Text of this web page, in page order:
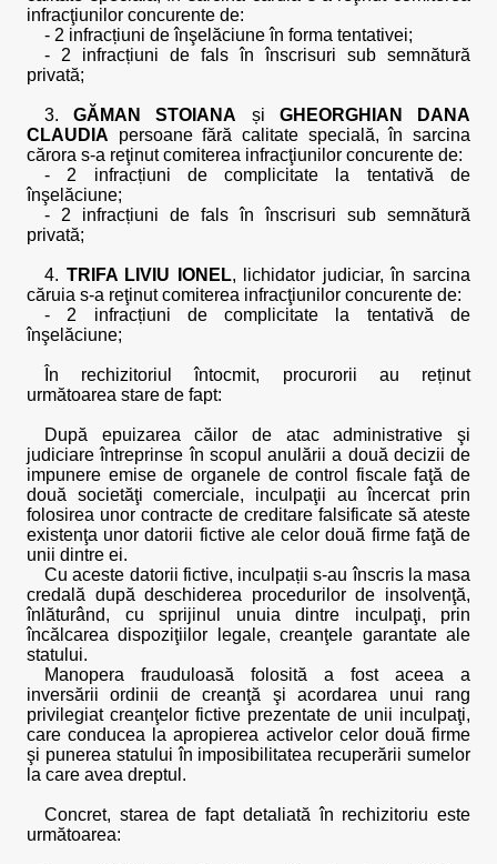
infracţiunilor concurente de:
- 2 infracțiuni de înşelăciune în forma tentativei;
- 2 infracțiuni de fals în înscrisuri sub semnătură
privată;
3.GĂMAN STOIANA și GHEORGHIAN DANA
CLAUDIA persoane fără calitate specială, în sarcina
cărora s-a reţinut comiterea infracţiunilor concurente de:
- 2 infracțiuni de complicitate la tentativă de
înşelăciune;
- 2 infracțiuni de fals în înscrisuri sub semnătură
privată;
4. TRIFA LIVIU IONEL, lichidator judiciar, în sarcina
căruia s-a reţinut comiterea infracţiunilor concurente de:
- 2 infracțiuni de complicitate la tentativă de
înşelăciune;
În rechizitoriul întocmit, procurorii au reținut
următoarea stare de fapt:
După epuizarea căilor de atac administrative şi
judiciare întreprinse în scopul anulării a două decizii de
impunere emise de organele de control fiscale faţă de
două societăţi comerciale, inculpaţii au încercat prin
folosirea unor contracte de creditare falsificate să ateste
existenţa unor datorii fictive ale celor două firme faţă de
unii dintre ei.
Cu aceste datorii fictive, inculpații s-au înscris la masa
credală după deschiderea procedurilor de insolvenţă,
înlăturând, cu sprijinul unuia dintre inculpaţi, prin
încălcarea dispoziţiilor legale, creanţele garantate ale
statului.
Manopera frauduloasă folosită a fost aceea a
inversării ordinii de creanţă şi acordarea unui rang
privilegiat creanţelor fictive prezentate de unii inculpaţi,
care conducea la apropierea activelor celor două firme
şi punerea statului în imposibilitatea recuperării sumelor
la care avea dreptul.
Concret, starea de fapt detaliată în rechizitoriu este
următoarea: